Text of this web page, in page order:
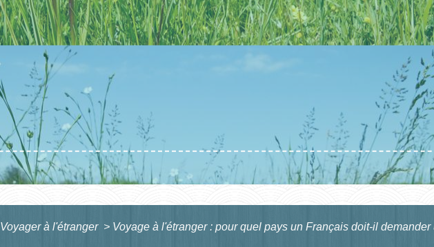
Voyager à l'étranger > Voyage à l'étranger : pour quel pays un Français doit-il demander